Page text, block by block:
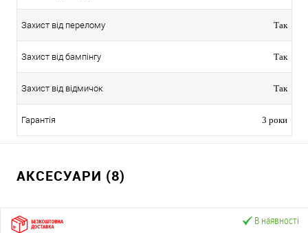
Захист від перелому Так
Захист від бампінгу Так
Захист від відмичок Так
Гарантія 3 роки
АКСЕСУАРИ (8)
В наявності